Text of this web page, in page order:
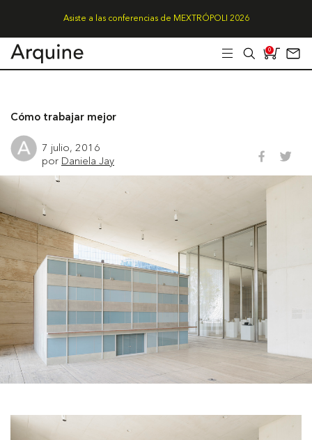
Asiste a las conferencias de MEXTRÓPOLI 2026
0
Cómo trabajar mejor
7 julio, 2016
por Daniela Jay